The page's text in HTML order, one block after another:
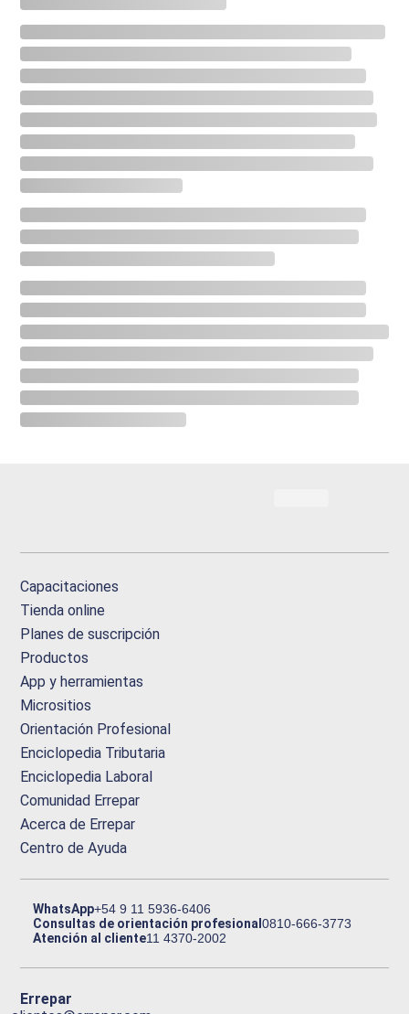
Capacitaciones
Tienda online
Planes de suscripción
Productos
App y herramientas
Micrositios
Orientación Profesional
Enciclopedia Tributaria
Enciclopedia Laboral
Comunidad Errepar
Acerca de Errepar
Centro de Ayuda
WhatsApp+54 9 11 5936-6406
Consultas de orientación profesional0810-666-3773
Atención al cliente11 4370-2002
Errepar